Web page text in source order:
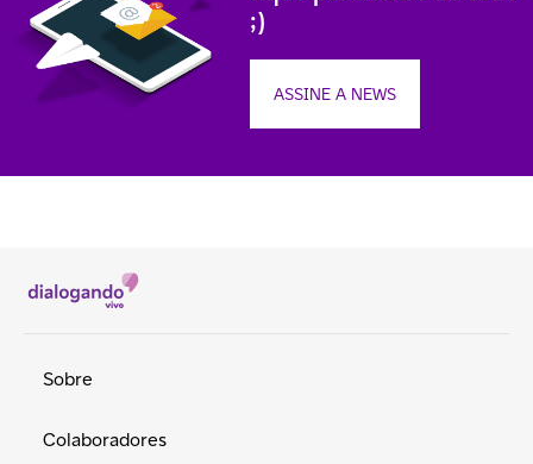
;)
ASSINE A NEWS
Sobre
Colaboradores